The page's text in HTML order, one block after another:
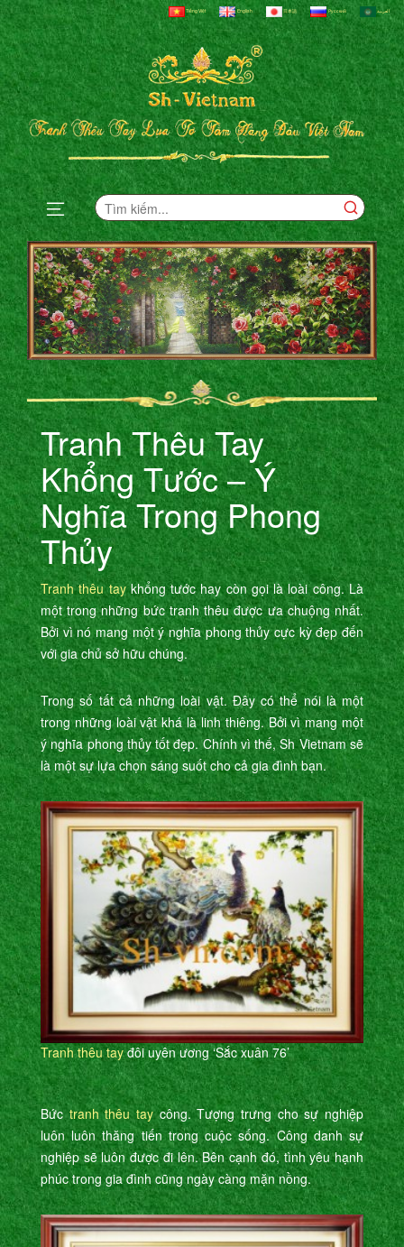
Tiếng Việt English 日本語 Русский العربية
Tranh Thêu Tay
Khổng Tước – Ý
Nghĩa Trong Phong
Thủy
Tranh thêu taykhổng tước hay còn gọi là loài công. Là
một trong những bức tranh thêu được ưa chuộng nhất.
Bởi vì nó mang một ý nghĩa phong thủy cực kỳ đẹp đến
với gia chủ sở hữu chúng.
Trong số tất cả những loài vật. Đây có thể nói là một
trong những loài vật khá là linh thiêng. Bởi vì mang một
ý nghĩa phong thủy tốt đẹp. Chính vì thế, Sh Vietnam sẽ
là một sự lựa chọn sáng suốt cho cả gia đình bạn.
Tranh thêu tayđôi uyên ương ‘Sắc xuân 76’
Bứctranh thêu taycông. Tượng trưng cho sự nghiệp
luôn luôn thăng tiến trong cuộc sống. Công danh sự
nghiệp sẽ luôn được đi lên. Bên cạnh đó, tình yêu hạnh
phúc trong gia đình cũng ngày càng mặn nồng.